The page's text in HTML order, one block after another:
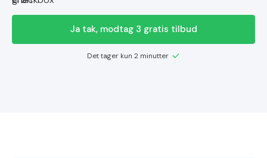
Ja tak, modtag 3 gratis tilbud
Det tager kun 2 minutter